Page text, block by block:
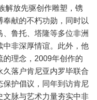
解放先驱创作雕塑，镌
献的不朽功勋，同时以
鲁托、塔隆等多位非洲
中非深厚情谊。此外，他
的理念，2009年创作的
落户肯尼亚内罗毕联合
保护倡议，同年到访肯尼
文脉与艺术力量夯实中非